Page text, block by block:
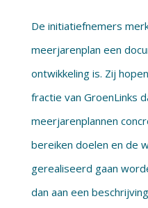
De initiatiefnemers
meerjarenplan een
ontwikkeling is. Zij
fractie van GroenLinks
meerjarenplannen
bereiken doelen en de
gerealiseerd gaan
dan aan een